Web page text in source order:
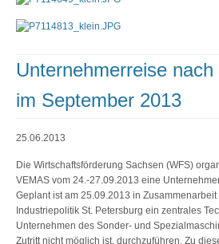
Unternehmerreise
im September 2013
25.06.2013
Die Wirtschaftsförderung Sachsen (WFS)
VEMAS vom 24.-27.09.2013 eine
Geplant ist am 25.09.2013 in
Industriepolitik St. Petersburg ein zentrales
Unternehmen des Sonder- und
Zutritt nicht möglich ist, durchzuführen. Zu